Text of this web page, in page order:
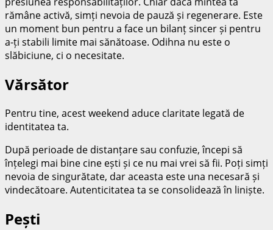
rămâne activă, simți nevoia de pauză și regenerare. Este
un moment bun pentru a face un bilanț sincer și pentru
a-ți stabili limite mai sănătoase. Odihna nu este o
slăbiciune, ci o necesitate.
Vărsător
Pentru tine, acest weekend aduce claritate legată de
identitatea ta.
După perioade de distanțare sau confuzie, începi să
înțelegi mai bine cine ești și ce nu mai vrei să fii. Poți simți
nevoia de singurătate, dar aceasta este una necesară și
vindecătoare. Autenticitatea ta se consolidează în liniște.
Pești